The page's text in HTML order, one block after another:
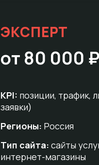
ЭКСПЕРТ
от 80 000
KPI: позиции, трафик,
заявки)
Регионы: Россия
Тип сайта: сайты
интернет-магазины